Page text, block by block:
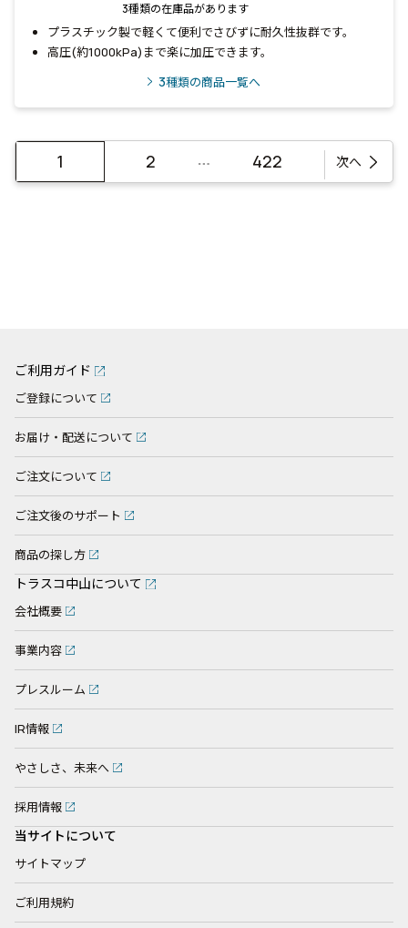
3種類の在庫品があります
プラスチック製で軽くて便利でさびずに耐久性抜群です。
高圧(約1000kPa)まで楽に加圧できます。
3種類の商品一覧へ
1 2 … 422 次へ
ご利用ガイド
ご登録について
お届け・配送について
ご注文について
ご注文後のサポート
商品の探し方
トラスコ中山について
会社概要
事業内容
プレスルーム
IR情報
やさしさ、未来へ
採用情報
当サイトについて
サイトマップ
ご利用規約